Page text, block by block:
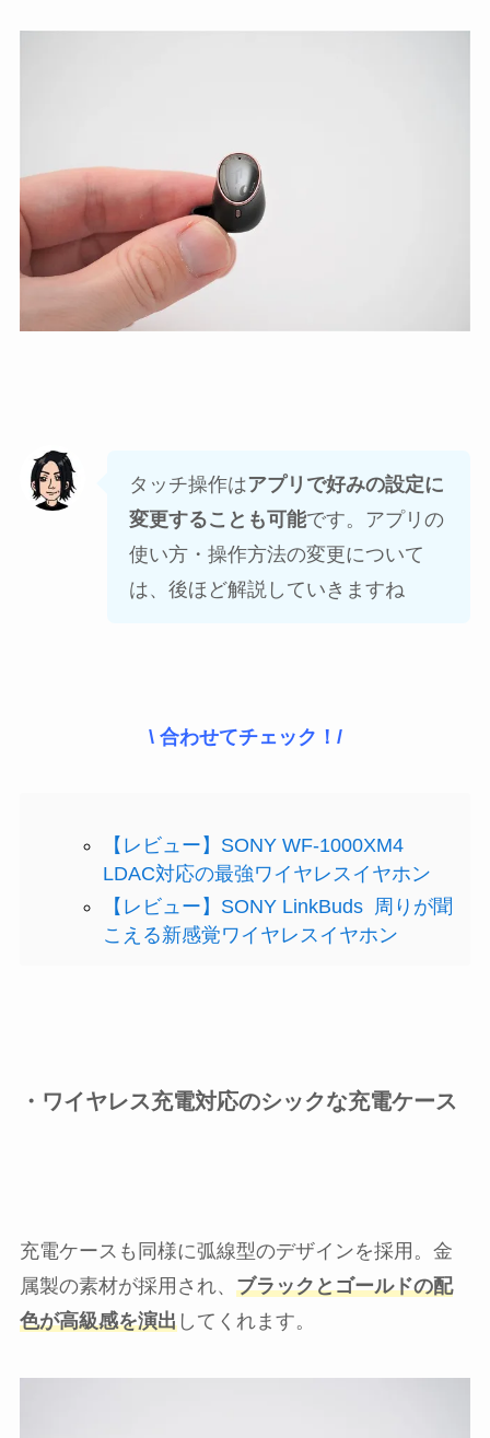
タッチ操作はアプリで好みの設定に
変更することも可能です。アプリの
使い方・操作方法の変更について
は、後ほど解説していきますね
\ 合わせてチェック！/
【レビュー】SONY WF-1000XM4
LDAC対応の最強ワイヤレスイヤホン
【レビュー】SONY LinkBuds 周りが聞
こえる新感覚ワイヤレスイヤホン
・ワイヤレス充電対応のシックな充電ケース
充電ケースも同様に弧線型のデザインを採用。金
属製の素材が採用され、 ブラックとゴールドの配
色が高級感を演出してくれます。